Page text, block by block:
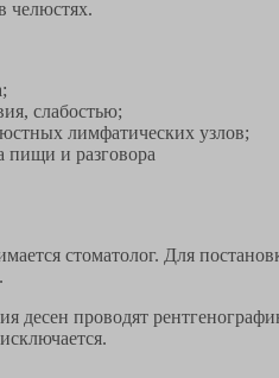
челюстях.
слабостью;
лимфатических узлов;
пищи и разговора
стоматолог. Для
десен проводят